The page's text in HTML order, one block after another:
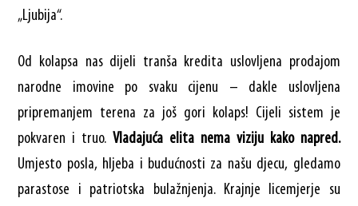
„Ljubija“.
Od kolapsa nas dijeli tranša kredita uslovljena prodajom
narodne imovine po svaku cijenu – dakle uslovljena
pripremanjem terena za još gori kolaps! Cijeli sistem je
pokvaren i truo.Vladajuća elita nema viziju kako napred.
Umjesto posla, hljeba i budućnosti za našu djecu, gledamo
parastose i patriotska bulažnjenja. Krajnje licemjerje su